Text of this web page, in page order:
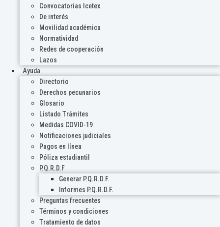
Convocatorias Icetex
De interés
Movilidad académica
Normatividad
Redes de cooperación
Lazos
Ayuda
Directorio
Derechos pecunarios
Glosario
Listado Trámites
Medidas COVID-19
Notificaciones judiciales
Pagos en línea
Póliza estudiantil
P.Q.R.D.F
Generar P.Q.R.D.F.
Informes P.Q.R.D.F.
Preguntas frecuentes
Términos y condiciones
Tratamiento de datos